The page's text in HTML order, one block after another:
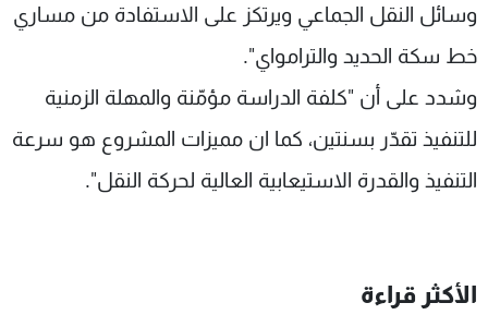
وسائل النقل الجماعي ويرتكز على الاستفادة من مساري
خط سكة الحديد والترامواي".
وشدد على أن "كلفة الدراسة مؤمّنة والمهلة الزمنية
للتنفيذ تقدّر بسنتين، كما ان مميزات المشروع هو سرعة
التنفيذ والقدرة الاستيعابية العالية لحركة النقل".
الأكثر قراءة